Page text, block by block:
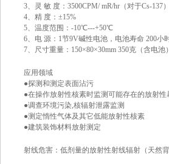
3、灵 敏 度：3500CPM/ mR/hr（对于Cs-137）
4、精 度：±15%
5、温度范围：-10℃---+50℃
6、电 源：1节9V碱性电池，电池寿命 200小
7、尺寸重量：150×80×30mm 350克（含电池）
应用领域
●探测和测定表面沾污
●在操作放射性核素时监测可能存在的放射性
●调查环境污染,核辐射泄露监测
●测定惰性气体及其它低能放射性核素
●建筑装饰材料放射测定
射线危害：低剂量的放射性射线辐射（天然